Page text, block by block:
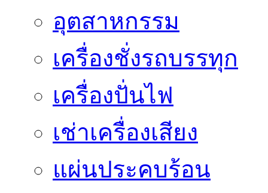
อุตสาหกรรม
เครื่องชั่งรถบรรทุก
เครื่องปั่นไฟ
เช่าเครื่องเสียง
แผ่นประคบร้อน